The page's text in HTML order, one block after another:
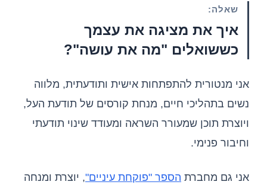
שאלה:
איך את מציגה את עצמך
כששואלים "מה את עושה"?
אני מנטורית להתפתחות אישית ותודעתית, מלווה
נשים בתהליכי חיים, מנחת קורסים של תודעת העל,
ויוצרת תוכן שמעורר השראה ומעודד שינוי תודעתי
וחיבור פנימי.
אני גם מחברת הספר "פוקחת עיניים", יוצרת ומנחה